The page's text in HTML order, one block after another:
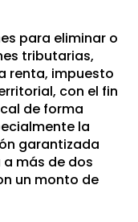
para eliminar o
tributarias,
renta, impuesto
con el fin
de forma
la
garantizada
a más de dos
un monto de